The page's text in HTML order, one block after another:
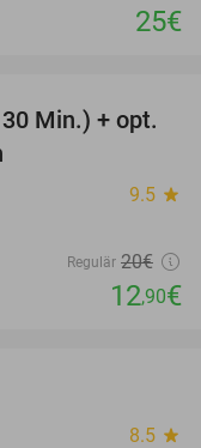
25€
36%
Min.) + opt.
9.5 star
Regulär 20€
12,90€
8.5 star